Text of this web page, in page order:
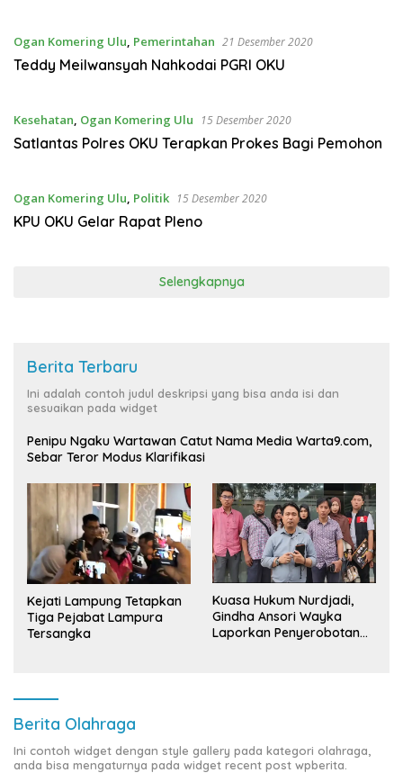
Ogan Komering Ulu, Pemerintahan 21 Desember 2020
Teddy Meilwansyah Nahkodai PGRI OKU
Kesehatan, Ogan Komering Ulu 15 Desember 2020
Satlantas Polres OKU Terapkan Prokes Bagi Pemohon
Ogan Komering Ulu, Politik 15 Desember 2020
KPU OKU Gelar Rapat Pleno
Selengkapnya
Berita Terbaru
Ini adalah contoh judul deskripsi yang bisa anda isi dan
sesuaikan pada widget
Penipu Ngaku Wartawan Catut Nama Media Warta9.com,
Sebar Teror Modus Klarifikasi
Kejati Lampung Tetapkan
Tiga Pejabat Lampura
Tersangka
Kuasa Hukum Nurdjadi,
Gindha Ansori Wayka
Laporkan Penyerobotan
Berita Olahraga
Ini contoh widget dengan style gallery pada kategori olahraga,
anda bisa mengaturnya pada widget recent post wpberita.